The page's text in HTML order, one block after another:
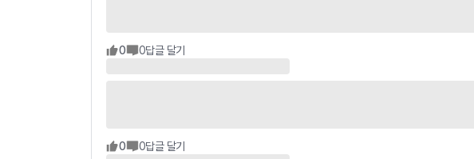
0 0답글 달기
0 0답글 달기